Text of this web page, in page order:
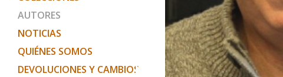
AUTORES
NOTICIAS
QUIÉNES SOMOS
DEVOLUCIONES Y CAMBIOS